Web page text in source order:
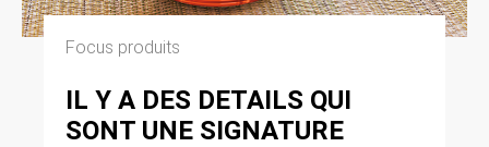
Focus produits
IL Y A DES DETAILS QUI
SONT UNE SIGNATURE